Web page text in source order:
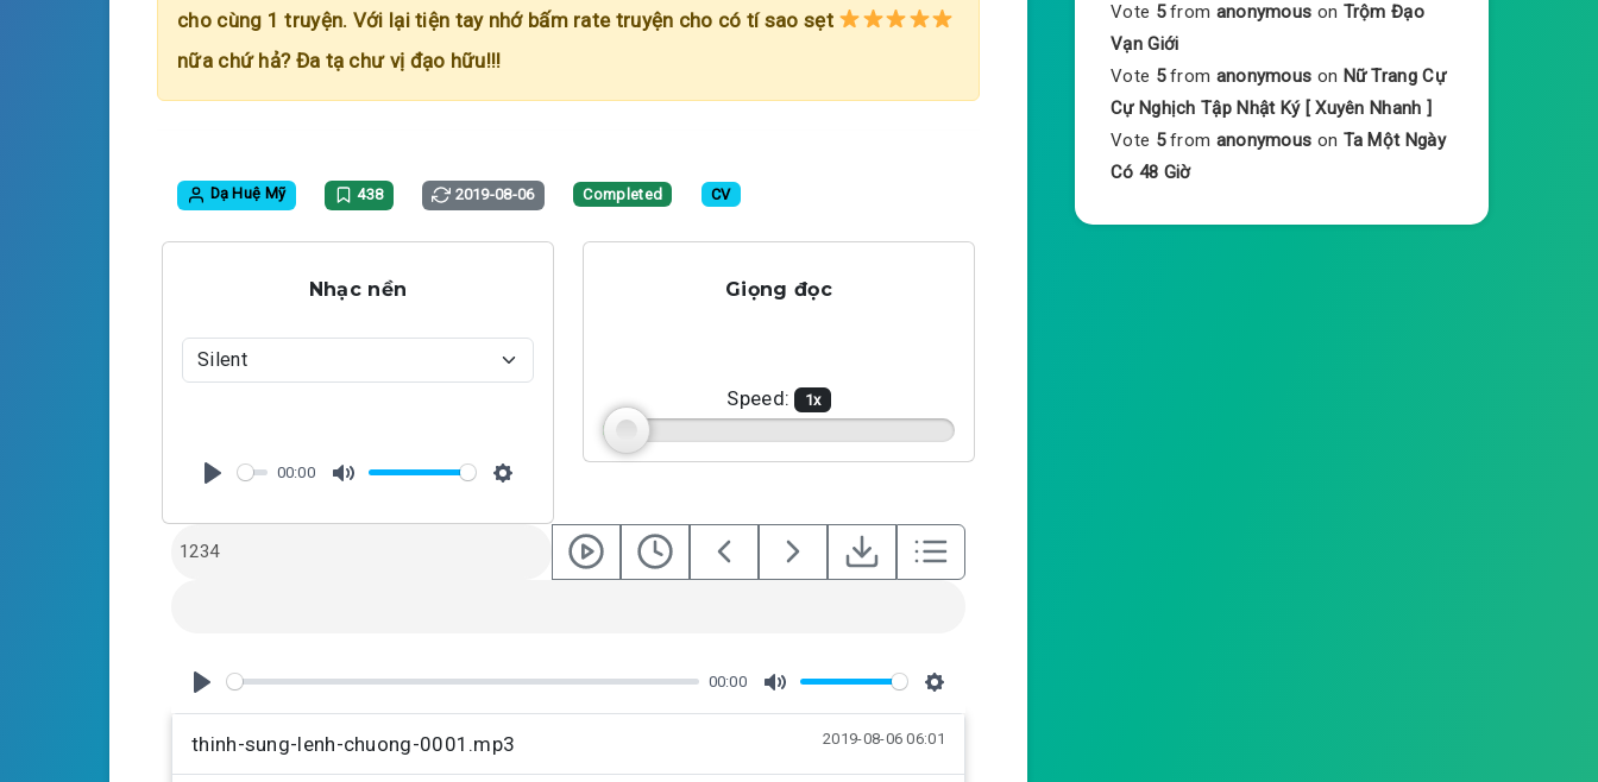
cho cùng 1 truyện. Với lại tiện tay nhớ bấm rate truyện cho có tí sao sẹt
nữa chứ hả? Đa tạ chư vị đạo hữu!!!
Dạ Huệ Mỹ 438 2019-08-06 Completed CV
Nhạc nền
00:00
s
Giọng đọc
Speed: 1x
P
l
a
00:00
M
t
S
e
t
thinh-sung-lenh-chuong-0001.mp3 2019-08-06 06:01
Vote 5 from anonymous on Trộm Đạo
Vạn Giới
Vote 5 from anonymous on Nữ Trang Cự
Cự Nghịch Tập Nhật Ký [ Xuyên Nhanh ]
Vote 5 from anonymous on Ta Một Ngày
Có 48 Giờ